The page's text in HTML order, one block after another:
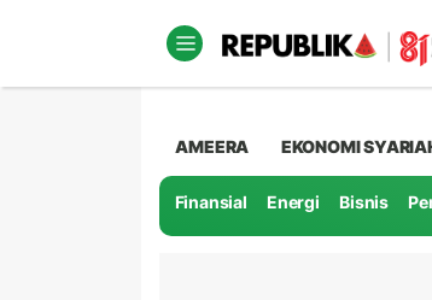
AMEERA EKONOMI
Finansial Energi Bisnis